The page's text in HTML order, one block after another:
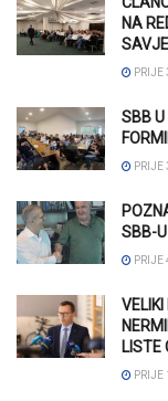
NA
PRIJE
SBB U
PRIJE
SBB-U
PRIJE
LISTE
PRIJE